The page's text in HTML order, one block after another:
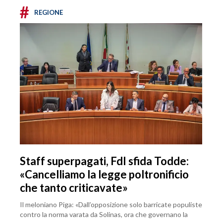
# REGIONE
Staff superpagati, FdI sfida Todde:
«Cancelliamo la legge poltronificio
che tanto criticavate»
Il meloniano Piga: «Dall’opposizione solo barricate populiste
contro la norma varata da Solinas, ora che governano la